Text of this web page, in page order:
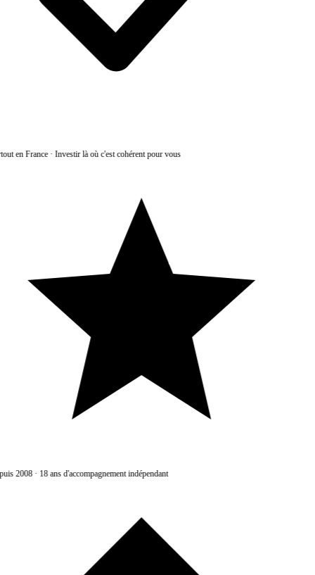
en France·Investir là où c'est cohérent pour vous
2008·18 ans d'accompagnement indépendant